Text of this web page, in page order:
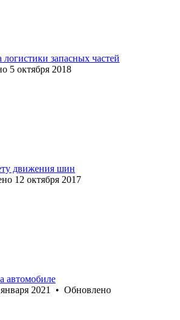
запасных частей
5 октября 2018
движения шин
12 октября 2017
автомобиле
2021 • Обновлено